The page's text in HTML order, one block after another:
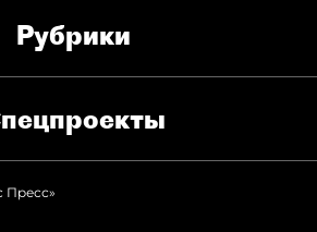
Рубрики
Пресс»